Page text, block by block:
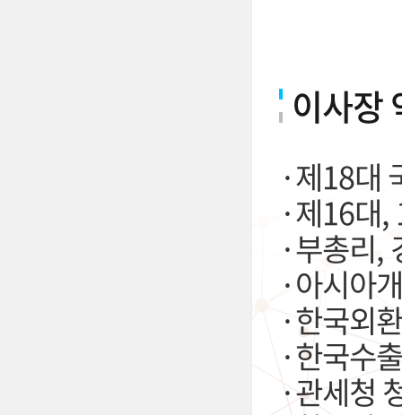
이사장
·제18대
·제16대
·부총리,
·아시아
·한국외
·한국수
·관세청